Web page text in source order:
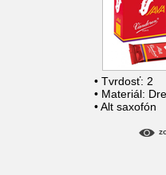
• Tvrdosť: 2
• Materiál:
• Alt saxofón